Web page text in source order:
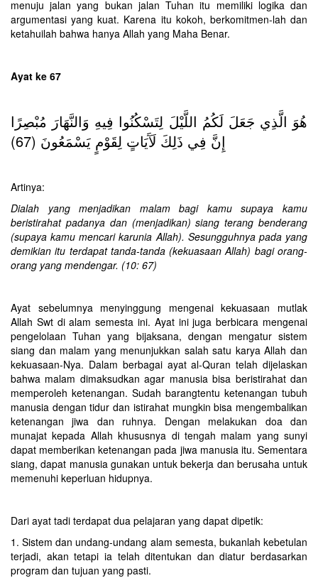
menuju jalan yang bukan jalan Tuhan itu memiliki logika dan
argumentasi yang kuat. Karena itu kokoh, berkomitmen-lah dan
ketahuilah bahwa hanya Allah yang Maha Benar.
Ayat ke 67
هُوَ الَّذِي جَعَلَ لَكُمُ اللَّيْلَ لِتَسْكُنُوا فِيهِ وَالنَّهَارَ مُبْصِرًا
إِنَّ فِي ذَلِكَ لَآَيَاتٍ لِقَوْمٍ يَسْمَعُونَ (67)
Artinya:
Dialah yang menjadikan malam bagi kamu supaya kamu
beristirahat padanya dan (menjadikan) siang terang benderang
(supaya kamu mencari karunia Allah). Sesungguhnya pada yang
demikian itu terdapat tanda-tanda (kekuasaan Allah) bagi orang-
orang yang mendengar. (10: 67)
Ayat sebelumnya menyinggung mengenai kekuasaan mutlak
Allah Swt di alam semesta ini. Ayat ini juga berbicara mengenai
pengelolaan Tuhan yang bijaksana, dengan mengatur sistem
siang dan malam yang menunjukkan salah satu karya Allah dan
kekuasaan-Nya. Dalam berbagai ayat al-Quran telah dijelaskan
bahwa malam dimaksudkan agar manusia bisa beristirahat dan
memperoleh ketenangan. Sudah barangtentu ketenangan tubuh
manusia dengan tidur dan istirahat mungkin bisa mengembalikan
ketenangan jiwa dan ruhnya. Dengan melakukan doa dan
munajat kepada Allah khususnya di tengah malam yang sunyi
dapat memberikan ketenangan pada jiwa manusia itu. Sementara
siang, dapat manusia gunakan untuk bekerja dan berusaha untuk
memenuhi keperluan hidupnya.
Dari ayat tadi terdapat dua pelajaran yang dapat dipetik:‎
1. Sistem dan undang-undang alam semesta, bukanlah kebetulan
terjadi, akan tetapi ia telah ditentukan dan diatur berdasarkan
program dan tujuan yang pasti.